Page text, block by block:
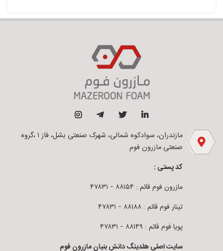
مازندران، سوادکوه شمالی، شهرک صنعتی بشل، فاز ۱ ،گروه
صنعتی مازرون فوم
کد پستی :
مازرون فوم قائم : ۸۸۱۵۴ – ۴۷۸۳۱
تینار فوم قائم : ۸۸۱۸۸ – ۴۷۸۳۱
پویا فوم قائم : ۸۸۱۴۹ – ۴۷۸۳۱
سایت اصلی هلدینگ دانش بنیان مازرون فوم